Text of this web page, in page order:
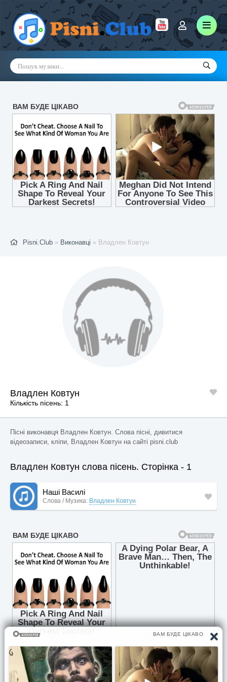
Pisni.Club » Виконавці » Владлен Ковтун
Владлен Ковтун
Кількість пісень: 1
Пісні виконавця Владлен Ковтун. Слова пісні, дивитися
відеозаписи, кліпи, Владлен Ковтун на сайті pisni.club
Владлен Ковтун слова пісень. Сторінка - 1
Наші Василі
Слова / Музика: Владлен Ковтун